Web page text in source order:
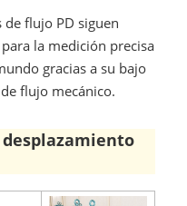
flujo PD siguen
la medición precisa
gracias a su bajo
flujo mecánico.